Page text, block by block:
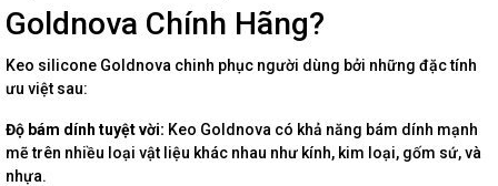
Goldnova Chính Hãng?
Keo silicone Goldnova chinh phục người dùng bởi những đặc tính
ưu việt sau:
Độ bám dính tuyệt vời: Keo Goldnova có khả năng bám dính mạnh
mẽ trên nhiều loại vật liệu khác nhau như kính, kim loại, gốm sứ, và
nhựa.